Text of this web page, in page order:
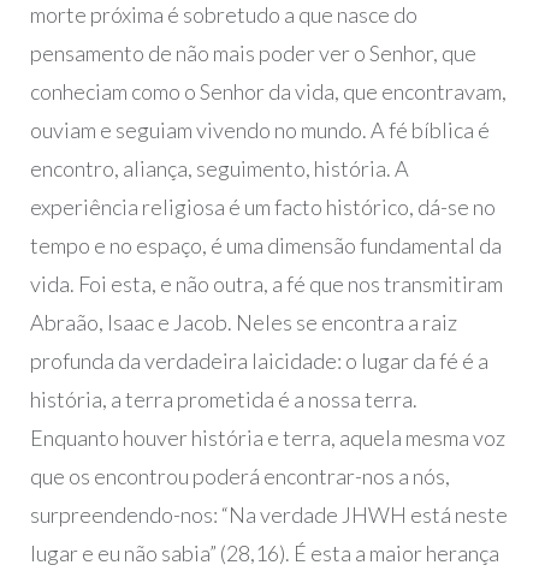
morte próxima é sobretudo a que nasce do
pensamento de não mais poder ver o Senhor, que
conheciam como o Senhor da vida, que encontravam,
ouviam e seguiam vivendo no mundo. A fé bíblica é
encontro, aliança, seguimento, história. A
experiência religiosa é um facto histórico, dá-se no
tempo e no espaço, é uma dimensão fundamental da
vida. Foi esta, e não outra, a fé que nos transmitiram
Abraão, Isaac e Jacob. Neles se encontra a raiz
profunda da verdadeira laicidade: o lugar da fé é a
história, a terra prometida é a nossa terra.
Enquanto houver história e terra, aquela mesma voz
que os encontrou poderá encontrar-nos a nós,
surpreendendo-nos: “Na verdade JHWH está neste
lugar e eu não sabia” (28,16). É esta a maior herança